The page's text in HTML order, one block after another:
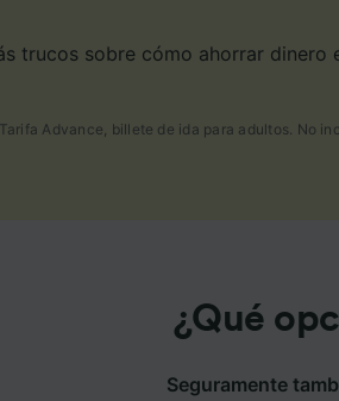
trucos sobre cómo ahorrar
Tarifa Advance, billete de ida para adultos. No
¿Qué
Seguramente